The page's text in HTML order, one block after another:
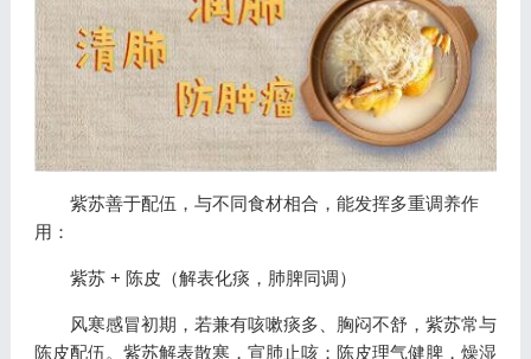
紫苏善于配伍，与不同食材相合，能发挥多重调养作
用：
紫苏 + 陈皮（解表化痰，肺脾同调）
风寒感冒初期，若兼有咳嗽痰多、胸闷不舒，紫苏常与
陈皮配伍。紫苏解表散寒，宣肺止咳；陈皮理气健脾，燥湿